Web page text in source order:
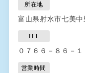
所在地
富山県射水市七美中
TEL
０７６６－８６－１
営業時間